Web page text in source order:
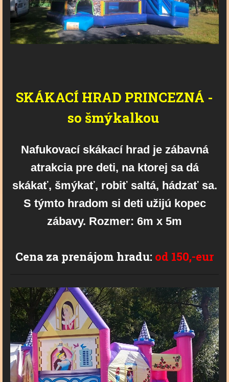
SKÁKACÍ HRAD PRINCEZNÁ -
so šmýkalkou
Nafukovací skákací hrad je zábavná
atrakcia pre deti, na ktorej sa dá
skákať, šmýkať, robiť saltá, hádzať sa.
S týmto hradom si deti užijú kopec
zábavy. Rozmer: 6m x 5m
Cena za prenájom hradu: od 150,-eur